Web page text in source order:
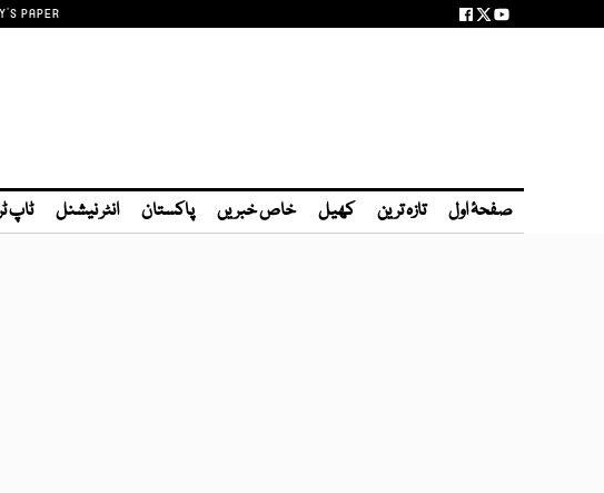
PAPER
صفحۂ اول تازہ ترین کھیل خاص خبریں پاکستان انٹر نیشنل ٹاپ